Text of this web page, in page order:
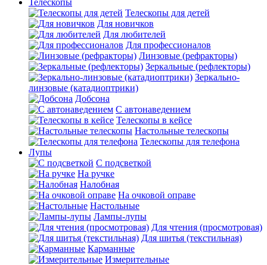
Телескопы
Телескопы для детей
Для новичков
Для любителей
Для профессионалов
Линзовые (рефракторы)
Зеркальные (рефлекторы)
Зеркально-
линзовые (катадиоптрики)
Добсона
С автонаведением
Телескопы в кейсе
Настольные телескопы
Телескопы для телефона
Лупы
С подсветкой
На ручке
Налобная
На очковой оправе
Настольные
Лампы-лупы
Для чтения (просмотровая)
Для шитья (текстильная)
Карманные
Измерительные